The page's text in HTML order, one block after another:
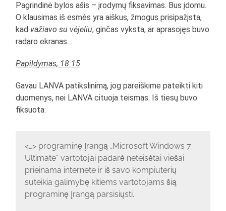
Pagrindinė bylos ašis – įrodymų fiksavimas. Bus įdomu.
O klausimas iš esmės yra aiškus, žmogus prisipažįsta,
kad važiavo su vėjeliu, ginčas vyksta, ar aprasojęs buvo
radaro ekranas…
Papildymas, 18.15
Gavau LANVA patikslinimą, jog pareiškime pateikti kiti
duomenys, nei LANVA cituoja teismas. Iš tiesų buvo
fiksuota:
<…> programinę įrangą „Microsoft Windows 7
Ultimate“ vartotojai padarė neteisėtai viešai
prieinama internete ir iš savo kompiuterių
suteikia galimybę kitiems vartotojams šią
programinę įrangą parsisiųsti.